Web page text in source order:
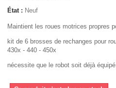
État : Neuf
Maintient les roues motrices propres
kit de 6 brosses de rechanges pour
430x - 440 - 450x
nécessite que le robot soit déjà